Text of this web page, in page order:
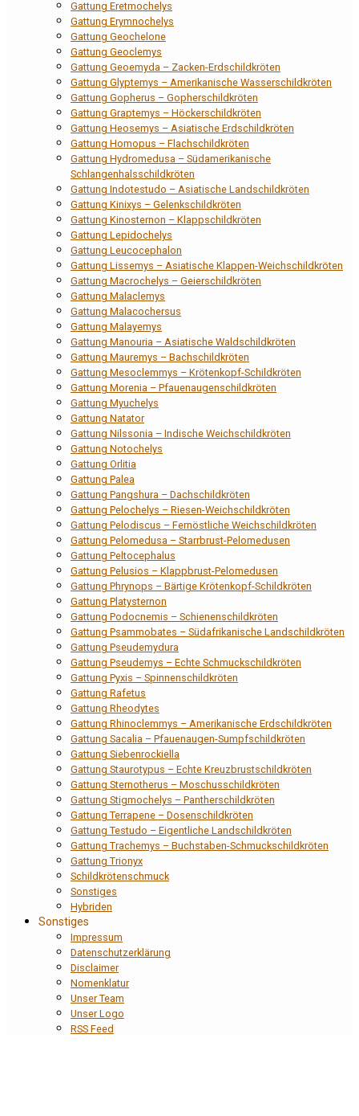
Gattung Eretmochelys
Gattung Erymnochelys
Gattung Geochelone
Gattung Geoclemys
Gattung Geoemyda – Zacken-Erdschildkröten
Gattung Glyptemys – Amerikanische Wasserschildkröten
Gattung Gopherus – Gopherschildkröten
Gattung Graptemys – Höckerschildkröten
Gattung Heosemys – Asiatische Erdschildkröten
Gattung Homopus – Flachschildkröten
Gattung Hydromedusa – Südamerikanische
Schlangenhalsschildkröten
Gattung Indotestudo – Asiatische Landschildkröten
Gattung Kinixys – Gelenkschildkröten
Gattung Kinosternon – Klappschildkröten
Gattung Lepidochelys
Gattung Leucocephalon
Gattung Lissemys – Asiatische Klappen-Weichschildkröten
Gattung Macrochelys – Geierschildkröten
Gattung Malaclemys
Gattung Malacochersus
Gattung Malayemys
Gattung Manouria – Asiatische Waldschildkröten
Gattung Mauremys – Bachschildkröten
Gattung Mesoclemmys – Krötenkopf-Schildkröten
Gattung Morenia – Pfauenaugenschildkröten
Gattung Myuchelys
Gattung Natator
Gattung Nilssonia – Indische Weichschildkröten
Gattung Notochelys
Gattung Orlitia
Gattung Palea
Gattung Pangshura – Dachschildkröten
Gattung Pelochelys – Riesen-Weichschildkröten
Gattung Pelodiscus – Fernöstliche Weichschildkröten
Gattung Pelomedusa – Starrbrust-Pelomedusen
Gattung Peltocephalus
Gattung Pelusios – Klappbrust-Pelomedusen
Gattung Phrynops – Bärtige Krötenkopf-Schildkröten
Gattung Platysternon
Gattung Podocnemis – Schienenschildkröten
Gattung Psammobates – Südafrikanische Landschildkröten
Gattung Pseudemydura
Gattung Pseudemys – Echte Schmuckschildkröten
Gattung Pyxis – Spinnenschildkröten
Gattung Rafetus
Gattung Rheodytes
Gattung Rhinoclemmys – Amerikanische Erdschildkröten
Gattung Sacalia – Pfauenaugen-Sumpfschildkröten
Gattung Siebenrockiella
Gattung Staurotypus – Echte Kreuzbrustschildkröten
Gattung Sternotherus – Moschusschildkröten
Gattung Stigmochelys – Pantherschildkröten
Gattung Terrapene – Dosenschildkröten
Gattung Testudo – Eigentliche Landschildkröten
Gattung Trachemys – Buchstaben-Schmuckschildkröten
Gattung Trionyx
Schildkrötenschmuck
Sonstiges
Hybriden
Sonstiges
Impressum
Datenschutzerklärung
Disclaimer
Nomenklatur
Unser Team
Unser Logo
RSS Feed